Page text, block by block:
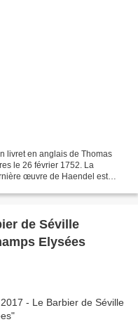
livret en anglais de Thomas
le 26 février 1752. La
œuvre de Haendel est
de Séville
Elysées